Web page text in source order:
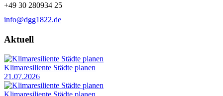
+49 30 280934 25
info@dgg1822.de
Aktuell
Klimaresiliente Städte planen
21.07.2026
Klimaresiliente Städte planen